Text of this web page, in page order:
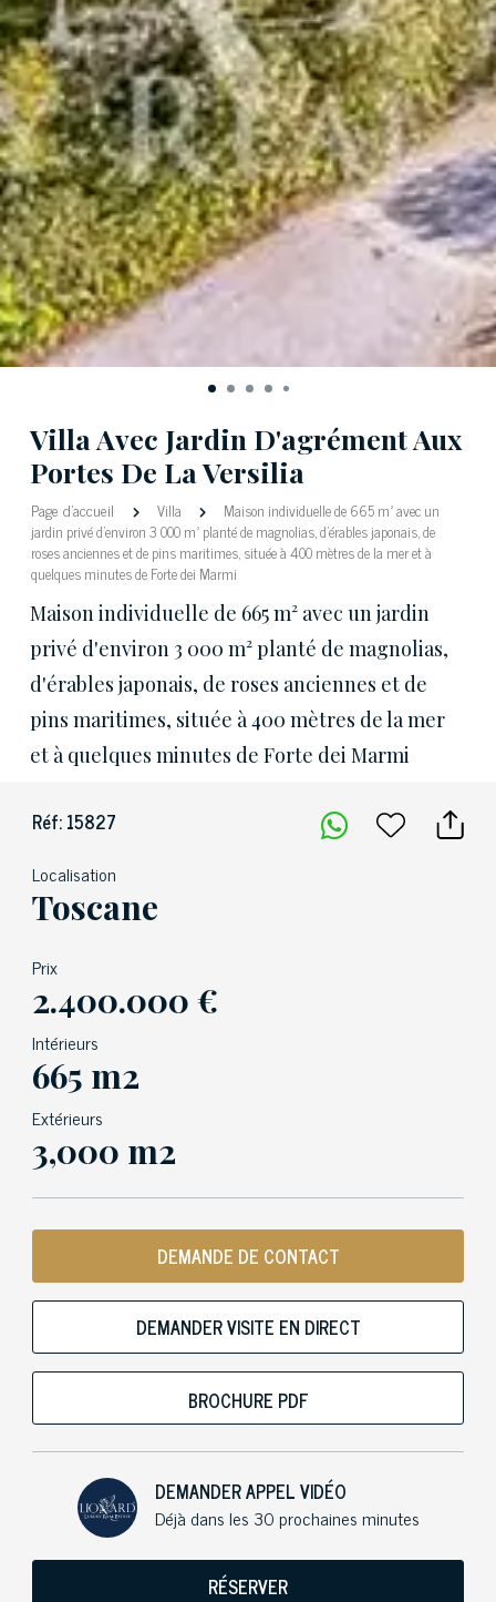
Villa Avec Jardin D'agrément Aux
Portes De La Versilia
Page d'accueil Villa
Maison individuelle de 665 m² avec un
jardin privé d'environ 3 000 m² planté de magnolias, d'érables japonais, de
roses anciennes et de pins maritimes, située à 400 mètres de la mer et à
quelques minutes de Forte dei Marmi
Maison individuelle de 665 m² avec un jardin
privé d'environ 3 000 m² planté de magnolias,
d'érables japonais, de roses anciennes et de
pins maritimes, située à 400 mètres de la mer
et à quelques minutes de Forte dei Marmi
Réf: 15827
Localisation
Toscane
Prix
2.400.000 €
Intérieurs
665 m2
Extérieurs
3,000 m2
DEMANDE DE CONTACT
DEMANDER VISITE EN DIRECT
BROCHURE PDF
DEMANDER APPEL VIDÉO
Déjà dans les 30 prochaines minutes
RÉSERVER